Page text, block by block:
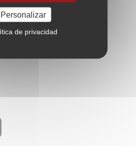
tigre
Personalizar
de privacidad